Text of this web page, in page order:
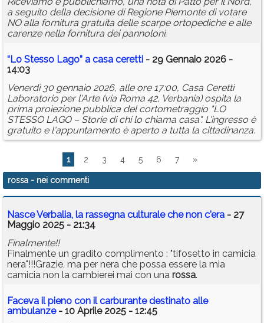
a seguito della decisione di Regione Piemonte di votare
NO alla fornitura gratuita delle scarpe ortopediche e alle
carenze nella fornitura dei pannoloni.
“Lo Stesso Lago” a casa ceretti - 29 Gennaio 2026 -
14:03
Venerdì 30 gennaio 2026, alle ore 17:00, Casa Ceretti
Laboratorio per l'Arte (via Roma 42, Verbania) ospita la
prima proiezione pubblica del cortometraggio "LO
STESSO LAGO – Storie di chi lo chiama casa". L'ingresso è
gratuito e l'appuntamento è aperto a tutta la cittadinanza.
1 2 3 4 5 6 7 »
rossa - nei commenti
Nasce Verbalia, la rassegna culturale che non c'era - 27
Maggio 2025 - 21:34
Finalmente!!
Finalmente un gradito complimento : "tifosetto in camicia
nera"!!!Grazie, ma per nera che possa essere la mia
camicia non la cambierei mai con una rossa.
Faceva il pieno con il carburante destinato alle
ambulanze- 10 Aprile 2025 - 12:45